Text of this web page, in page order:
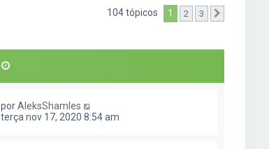
104 tópicos 1 2 3
porAleksShamles
terça nov 17, 2020 8:54 am